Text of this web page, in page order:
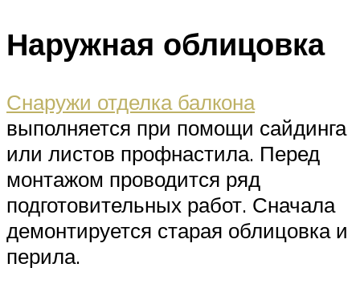
Наружная облицовка
Снаружи отделка балкона
выполняется при помощи сайдинга
или листов профнастила. Перед
монтажом проводится ряд
подготовительных работ. Сначала
демонтируется старая облицовка и
перила.